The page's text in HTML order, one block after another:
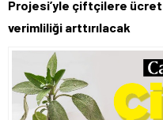
Projesi’yle çiftçilere
verimliliği arttırılacak